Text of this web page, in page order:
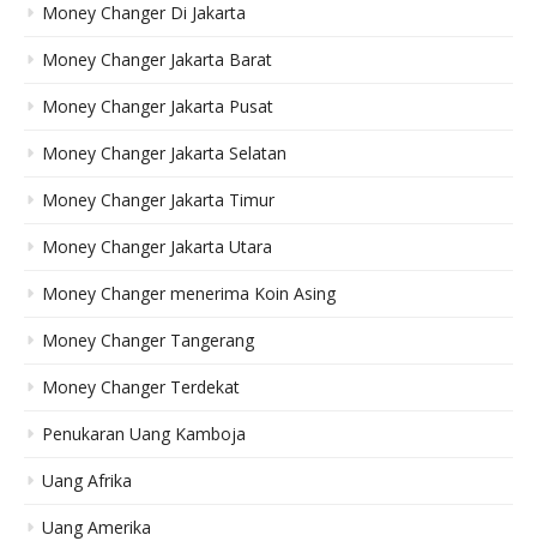
Money Changer Di Jakarta
Money Changer Jakarta Barat
Money Changer Jakarta Pusat
Money Changer Jakarta Selatan
Money Changer Jakarta Timur
Money Changer Jakarta Utara
Money Changer menerima Koin Asing
Money Changer Tangerang
Money Changer Terdekat
Penukaran Uang Kamboja
Uang Afrika
Uang Amerika